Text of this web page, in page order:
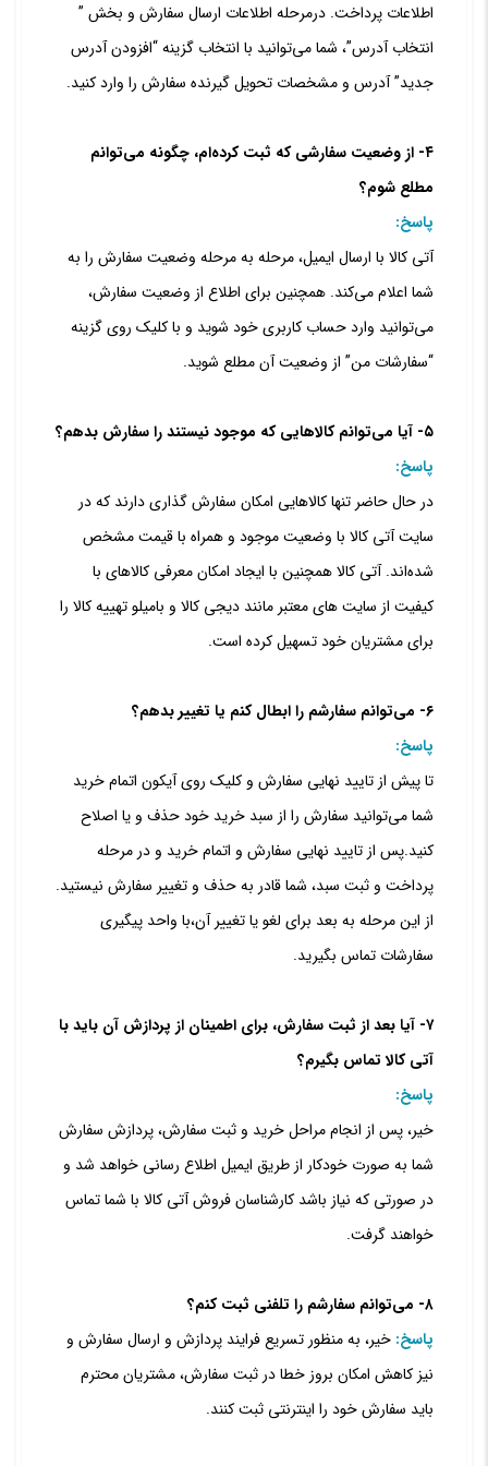
اطلاعات پرداخت. درمرحله اطلاعات ارسال سفارش و بخش ”
انتخاب آدرس”، شما می‌توانید با انتخاب گزینه “افزودن آدرس
جدید” آدرس و مشخصات تحویل گیرنده سفارش را وارد کنید.
۴- از وضعیت سفارشی که ثبت کرده‏‌ام، چگونه می‌‏توانم
مطلع شوم؟
پاسخ:
آتی کالا با ارسال ایمیل، مرحله به مرحله وضعیت سفارش را به
شما اعلام می‏‌کند. همچنین برای اطلاع از وضعیت سفارش،
می‏‌توانید وارد حساب کاربری خود شوید و با کلیک روی گزینه
“سفارشات من” از وضعیت آن مطلع شوید.
۵- آیا می‌‏توانم کالاهایی که موجود نیستند را سفارش بدهم؟
پاسخ:
در حال حاضر تنها کالاهایی امکان سفارش گذاری دارند که در
سایت آتی کالا با وضعیت موجود و همراه با قیمت مشخص
شده‌‏اند. آتی کالا همچنین با ایجاد امکان معرفی کالاهای با
کیفیت از سایت های معتبر مانند دیجی کالا و بامیلو تهییه کالا را
برای مشتریان خود تسهیل کرده است.
۶- می‌‏توانم سفارشم را ابطال کنم یا تغییر بدهم؟
پاسخ:
تا پیش از تایید نهایی سفارش و کلیک روی آیکون اتمام خرید
شما می‌توانید سفارش را از سبد خرید خود حذف و یا اصلاح
کنید.پس از تایید نهایی سفارش و اتمام خرید و در مرحله
پرداخت و ثبت سبد، شما قادر به حذف و تغییر سفارش نیستید.
از این مرحله به بعد برای لغو یا تغییر آن،با واحد پیگیری
سفارشات تماس بگیرید.
۷- آیا بعد از ثبت سفارش، برای اطمینان از پردازش آن باید با
آتی کالا تماس بگیرم؟
پاسخ:
خیر، پس از انجام مراحل خرید و ثبت سفارش، پردازش سفارش
شما به صورت خودکار از طریق ایمیل اطلاع‏ رسانی خواهد شد و
در صورتی که نیاز باشد کارشناسان فروش آتی کالا با شما تماس
خواهند گرفت.
۸- می‏‌توانم سفارشم را تلفنی ثبت کنم؟
پاسخ: خیر، به منظور تسریع فرایند پردازش و ارسال سفارش و
نیز کاهش امکان بروز خطا در ثبت سفارش، مشتریان محترم
‏باید سفارش خود را اینترنتی ثبت کنند.